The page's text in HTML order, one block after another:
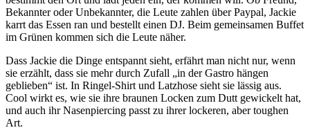
Bekannter oder Unbekannter, die Leute zahlen über Paypal, Jackie
karrt das Essen ran und bestellt einen DJ. Beim gemeinsamen Buffet
im Grünen kommen sich die Leute näher.
Dass Jackie die Dinge entspannt sieht, erfährt man nicht nur, wenn
sie erzählt, dass sie mehr durch Zufall „in der Gastro hängen
geblieben“ ist. In Ringel-Shirt und Latzhose sieht sie lässig aus.
Cool wirkt es, wie sie ihre braunen Locken zum Dutt gewickelt hat,
und auch ihr Nasenpiercing passt zu ihrer lockeren, aber toughen
Art.